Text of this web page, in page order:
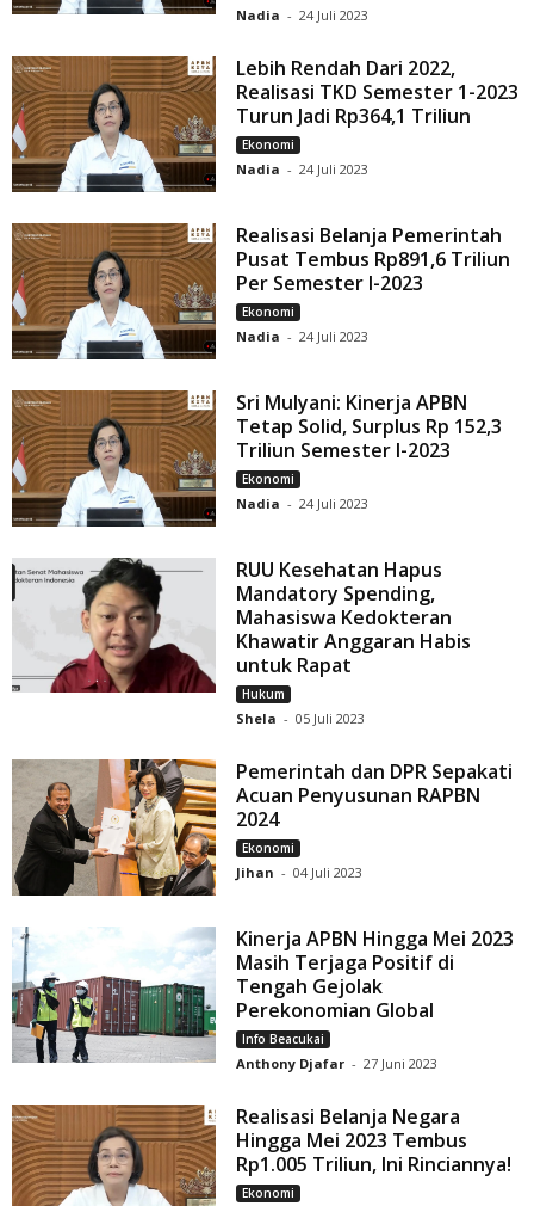
Nadia - 24 Juli 2023
Lebih Rendah Dari 2022,
Realisasi TKD Semester 1-2023
Turun Jadi Rp364,1 Triliun
Ekonomi
Nadia - 24 Juli 2023
Realisasi Belanja Pemerintah
Pusat Tembus Rp891,6 Triliun
Per Semester I-2023
Ekonomi
Nadia - 24 Juli 2023
Sri Mulyani: Kinerja APBN
Tetap Solid, Surplus Rp 152,3
Triliun Semester I-2023
Ekonomi
Nadia - 24 Juli 2023
RUU Kesehatan Hapus
Mandatory Spending,
Mahasiswa Kedokteran
Khawatir Anggaran Habis
untuk Rapat
Hukum
Shela - 05 Juli 2023
Pemerintah dan DPR Sepakati
Acuan Penyusunan RAPBN
2024
Ekonomi
Jihan - 04 Juli 2023
Kinerja APBN Hingga Mei 2023
Masih Terjaga Positif di
Tengah Gejolak
Perekonomian Global
Info Beacukai
Anthony Djafar - 27 Juni 2023
Realisasi Belanja Negara
Hingga Mei 2023 Tembus
Rp1.005 Triliun, Ini Rinciannya!
Ekonomi